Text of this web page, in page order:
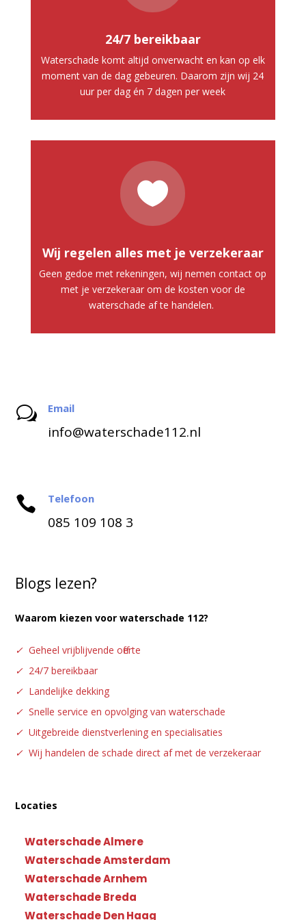
24/7 bereikbaar
Waterschade komt altijd onverwacht en kan op elk
moment van de dag gebeuren. Daarom zijn wij 24
uur per dag én 7 dagen per week

Wij regelen alles met je verzekeraar
Geen gedoe met rekeningen, wij nemen contact op
met je verzekeraar om de kosten voor de
waterschade af te handelen.
w Email
info@waterschade112.nl
 Telefoon
085 109 108 3
Blogs lezen?
Waarom kiezen voor waterschade 112?
✓ Geheel vrijblijvende offerte
✓ 24/7 bereikbaar
✓ Landelijke dekking
✓ Snelle service en opvolging van waterschade
✓ Uitgebreide dienstverlening en specialisaties
✓ Wij handelen de schade direct af met de verzekeraar
Locaties
Waterschade Almere
Waterschade Amsterdam
Waterschade Arnhem
Waterschade Breda
Waterschade Den Haag